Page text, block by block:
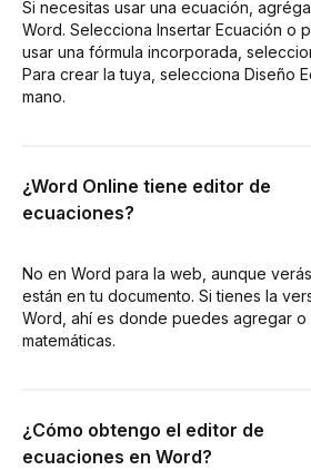
Si necesitas usar una ecuación,
Word. Selecciona Insertar Ecuación o
usar una fórmula incorporada,
Para crear la tuya, selecciona Diseño
mano.
¿Word Online tiene editor de
ecuaciones?
No en Word para la web, aunque
están en tu documento. Si tienes la
Word, ahí es donde puedes agregar
matemáticas.
¿Cómo obtengo el editor de
ecuaciones en Word?